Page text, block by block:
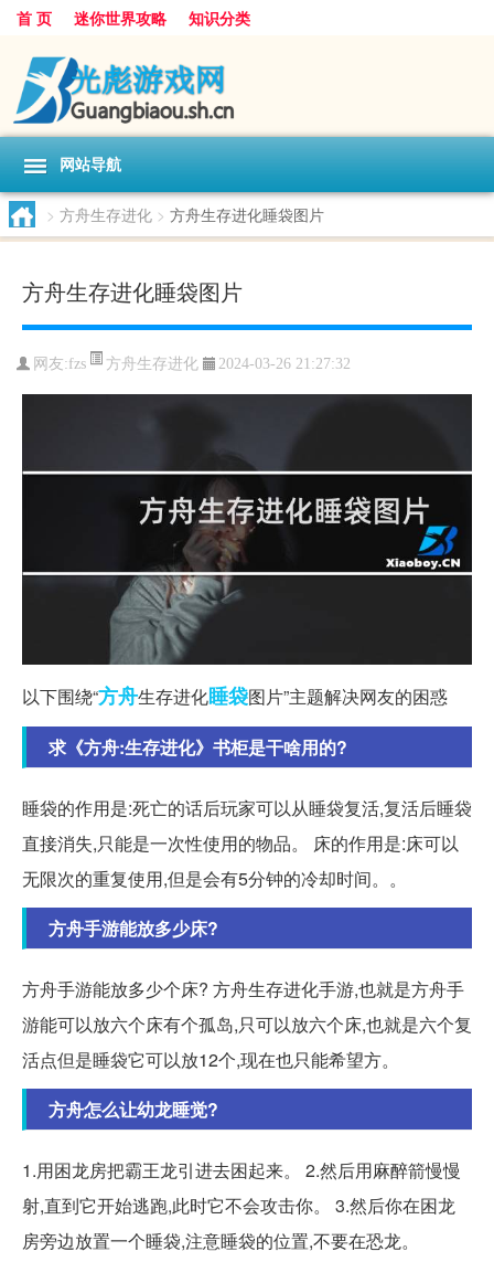
首 页 迷你世界攻略 知识分类
网站导航
> 方舟生存进化 > 方舟生存进化睡袋图片
方舟生存进化睡袋图片
网友:fzs 方舟生存进化 2024-03-26 21:27:32
以下围绕“方舟生存进化睡袋图片”主题解决网友的困惑
求《方舟:生存进化》书柜是干啥用的?
睡袋的作用是:死亡的话后玩家可以从睡袋复活,复活后睡袋
直接消失,只能是一次性使用的物品。 床的作用是:床可以
无限次的重复使用,但是会有5分钟的冷却时间。。
方舟手游能放多少床?
方舟手游能放多少个床? 方舟生存进化手游,也就是方舟手
游能可以放六个床有个孤岛,只可以放六个床,也就是六个复
活点但是睡袋它可以放12个,现在也只能希望方。
方舟怎么让幼龙睡觉?
1.用困龙房把霸王龙引进去困起来。 2.然后用麻醉箭慢慢
射,直到它开始逃跑,此时它不会攻击你。 3.然后你在困龙
房旁边放置一个睡袋,注意睡袋的位置,不要在恐龙。